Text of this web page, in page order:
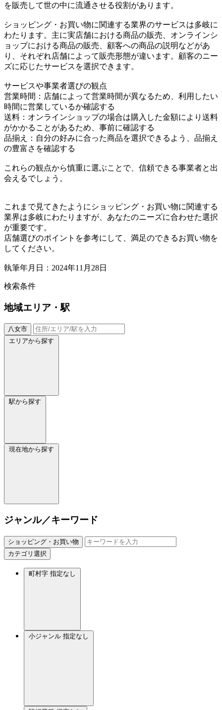
を販売して世の中に流通させる役割があります。
ショッピング・お買い物に関連する業界のサービスは多岐に
わたります。主に実店舗における商品の販売、オンラインシ
ョップにおける商品の販売、顧客への商品の説明などがあ
り、それぞれ店舗によって販売形態が違います。顧客のニー
ズに応じたサービスを選択できます。
サービスや事業者選びの観点
営業時間：店舗によって営業時間が異なるため、利用したい
時間に営業しているか確認する
送料：オンラインショップの場合は購入した金額により送料
がかかることがあるため、事前に確認する
品揃え：自分の好みに合った商品を選択できるよう、品揃え
の豊富さを確認する
これらの観点から慎重に選ぶことで、信頼できる事業者と出
会えるでしょう。
これまで見てきたようにショッピング・お買い物に関連する
業界は多岐にわたりますが、あなたのニーズに合わせた選択
が重要です。
店舗選びのポイントを参考にして、満足のできるお買い物を
してください。
執筆年月日：2024年11月28日
検索条件
地域エリア・駅
八女市
エリアから探す
駅から探す
現在地から探す
ジャンル／キーワード
ショッピング・お買い物
カテゴリ選択
町村字 指定なし
小ジャンル 指定なし